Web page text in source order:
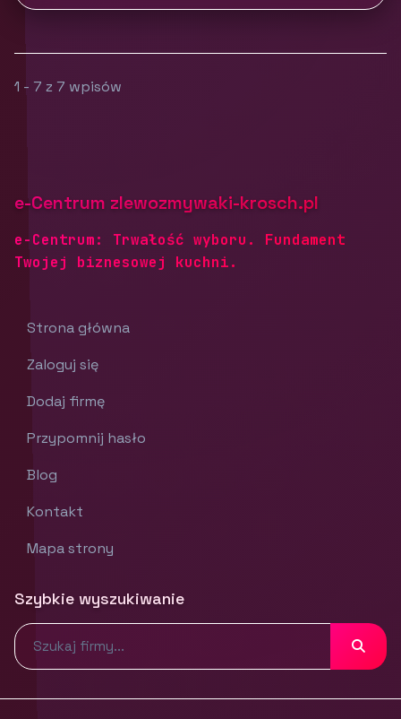
1 - 7 z 7 wpisów
e-Centrum zlewozmywaki-krosch.pl
e-Centrum: Trwałość wyboru. Fundament
Twojej biznesowej kuchni.
Strona główna
Zaloguj się
Dodaj firmę
Przypomnij hasło
Blog
Kontakt
Mapa strony
Szybkie wyszukiwanie